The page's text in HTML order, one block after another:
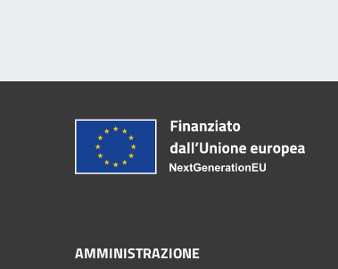
AMMINISTRAZIONE